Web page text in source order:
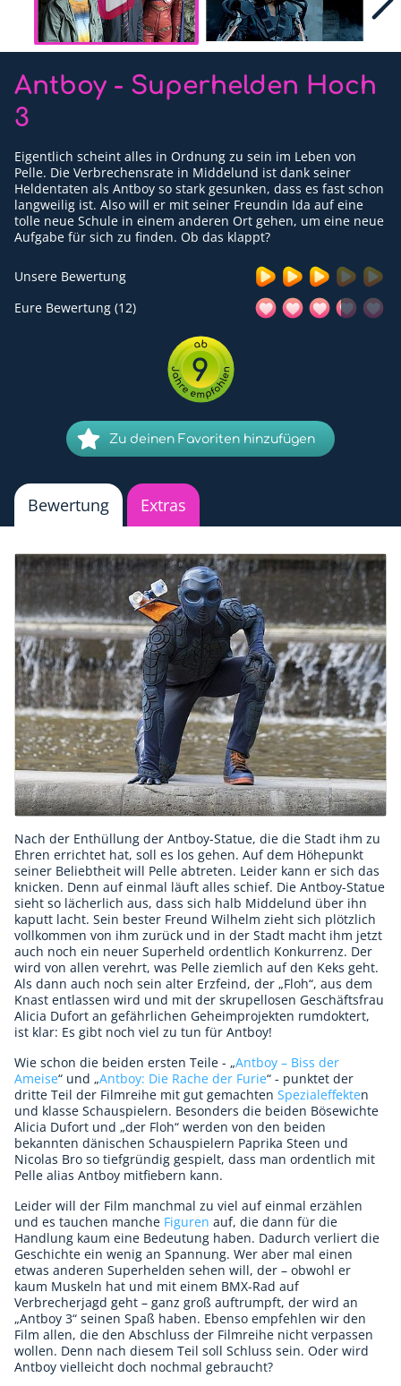
Für Erwachsene
Redaktion
Downloads
Presse
Kontakt
Impressum
Datenschutzerklärung
Antboy - Superhelden Hoch
3
Eigentlich scheint alles in Ordnung zu sein im Leben von
Pelle. Die Verbrechensrate in Middelund ist dank seiner
Heldentaten als Antboy so stark gesunken, dass es fast schon
langweilig ist. Also will er mit seiner Freundin Ida auf eine
tolle neue Schule in einem anderen Ort gehen, um eine neue
Aufgabe für sich zu finden. Ob das klappt?
Unsere Bewertung
Eure Bewertung (12)
9
Zu deinen Favoriten hinzufügen
Bewertung Extras
Nach der Enthüllung der Antboy-Statue, die die Stadt ihm zu
Ehren errichtet hat, soll es los gehen. Auf dem Höhepunkt
seiner Beliebtheit will Pelle abtreten. Leider kann er sich das
knicken. Denn auf einmal läuft alles schief. Die Antboy-Statue
sieht so lächerlich aus, dass sich halb Middelund über ihn
kaputt lacht. Sein bester Freund Wilhelm zieht sich plötzlich
vollkommen von ihm zurück und in der Stadt macht ihm jetzt
auch noch ein neuer Superheld ordentlich Konkurrenz. Der
wird von allen verehrt, was Pelle ziemlich auf den Keks geht.
Als dann auch noch sein alter Erzfeind, der „Floh“, aus dem
Knast entlassen wird und mit der skrupellosen Geschäftsfrau
Alicia Dufort an gefährlichen Geheimprojekten rumdoktert,
ist klar: Es gibt noch viel zu tun für Antboy!
Wie schon die beiden ersten Teile - „Antboy – Biss der
Ameise“ und „Antboy: Die Rache der Furie“ - punktet der
dritte Teil der Filmreihe mit gut gemachten Spezialeffekten
und klasse Schauspielern. Besonders die beiden Bösewichte
Alicia Dufort und „der Floh“ werden von den beiden
bekannten dänischen Schauspielern Paprika Steen und
Nicolas Bro so tiefgründig gespielt, dass man ordentlich mit
Pelle alias Antboy mitfiebern kann.
Leider will der Film manchmal zu viel auf einmal erzählen
und es tauchen manche Figuren auf, die dann für die
Handlung kaum eine Bedeutung haben. Dadurch verliert die
Geschichte ein wenig an Spannung. Wer aber mal einen
etwas anderen Superhelden sehen will, der – obwohl er
kaum Muskeln hat und mit einem BMX-Rad auf
Verbrecherjagd geht – ganz groß auftrumpft, der wird an
„Antboy 3“ seinen Spaß haben. Ebenso empfehlen wir den
Film allen, die den Abschluss der Filmreihe nicht verpassen
wollen. Denn nach diesem Teil soll Schluss sein. Oder wird
Antboy vielleicht doch nochmal gebraucht?